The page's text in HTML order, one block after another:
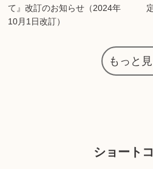
て』改訂のお知らせ（2024年
10月1日改訂）
もっと
ショート